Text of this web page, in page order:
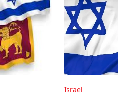
Israel